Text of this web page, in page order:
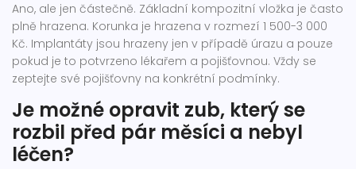
Ano, ale jen částečně. Základní kompozitní vložka je často
plně hrazena. Korunka je hrazena v rozmezí 1 500-3 000
Kč. Implantáty jsou hrazeny jen v případě úrazu a pouze
pokud je to potvrzeno lékařem a pojišťovnou. Vždy se
zeptejte své pojišťovny na konkrétní podmínky.
Je možné opravit zub, který se
rozbil před pár měsíci a nebyl
léčen?